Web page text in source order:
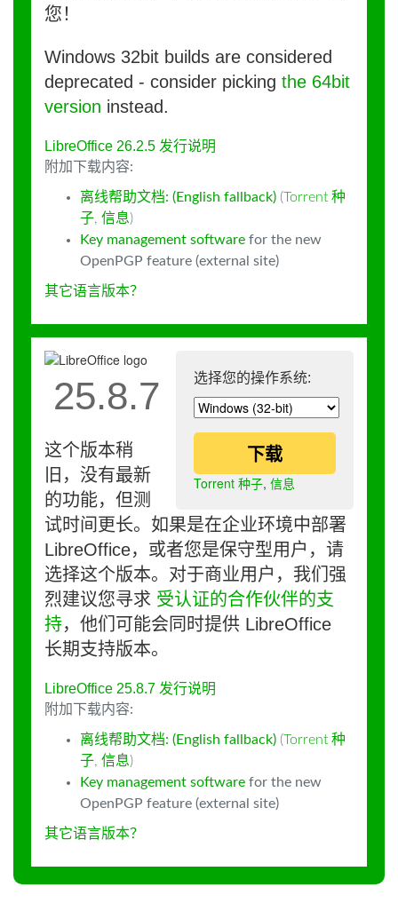
您！
Windows 32bit builds are considered
deprecated - consider picking the 64bit
version instead.
LibreOffice 26.2.5 发行说明
附加下载内容:
离线帮助文档: (English fallback) (Torrent 种
子, 信息)
Key management software for the new
OpenPGP feature (external site)
其它语言版本？
选择您的操作系统:
下载
Torrent 种子, 信息
25.8.7
这个版本稍
旧，没有最新
的功能，但测
试时间更长。如果是在企业环境中部署
LibreOffice，或者您是保守型用户，请
选择这个版本。对于商业用户，我们强
烈建议您寻求 受认证的合作伙伴的支
持，他们可能会同时提供 LibreOffice
长期支持版本。
LibreOffice 25.8.7 发行说明
附加下载内容:
离线帮助文档: (English fallback) (Torrent 种
子, 信息)
Key management software for the new
OpenPGP feature (external site)
其它语言版本？